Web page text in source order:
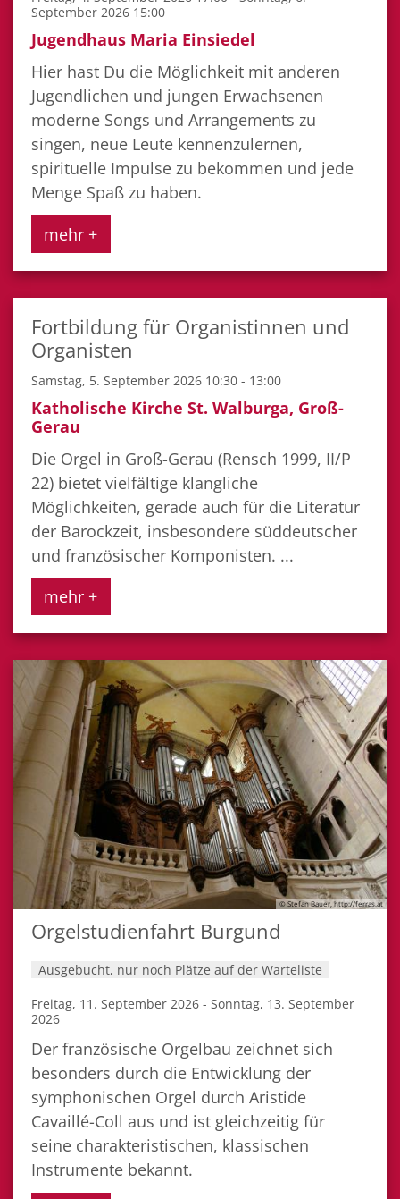
September 2026 15:00
Jugendhaus Maria Einsiedel
Hier hast Du die Möglichkeit mit anderen
Jugendlichen und jungen Erwachsenen
moderne Songs und Arrangements zu
singen, neue Leute kennenzulernen,
spirituelle Impulse zu bekommen und jede
Menge Spaß zu haben.
mehr +
Fortbildung für Organistinnen und
Organisten
Samstag, 5. September 2026 10:30 - 13:00
Katholische Kirche St. Walburga, Groß-
Gerau
Die Orgel in Groß-Gerau (Rensch 1999, II/P
22) bietet vielfältige klangliche
Möglichkeiten, gerade auch für die Literatur
der Barockzeit, insbesondere süddeutscher
und französischer Komponisten. ...
mehr +
© Stefan Bauer, http://ferras.at
Orgelstudienfahrt Burgund
Ausgebucht, nur noch Plätze auf der Warteliste
Freitag, 11. September 2026 - Sonntag, 13. September
2026
Der französische Orgelbau zeichnet sich
besonders durch die Entwicklung der
symphonischen Orgel durch Aristide
Cavaillé-Coll aus und ist gleichzeitig für
seine charakteristischen, klassischen
Instrumente bekannt.